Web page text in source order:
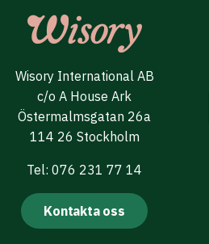
Wisory International AB
c/o A House Ark
Östermalmsgatan 26a
114 26 Stockholm
Tel: 076 231 77 14
Kontakta oss